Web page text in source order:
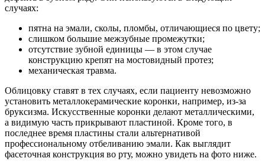
случаях:
пятна на эмали, сколы, пломбы, отличающиеся по цвету;
слишком большие межзубные промежутки;
отсутствие зубной единицы — в этом случае
конструкцию крепят на мостовидный протез;
механическая травма.
Облицовку ставят в тех случаях, если пациенту невозможно
установить металлокерамические коронки, например, из-за
бруксизма. Искусственные коронки делают металлическими,
а видимую часть прикрывают пластиной. Кроме того, в
последнее время пластины стали альтернативой
профессиональному отбеливанию эмали. Как выглядит
фасеточная конструкция во рту, можно увидеть на фото ниже.